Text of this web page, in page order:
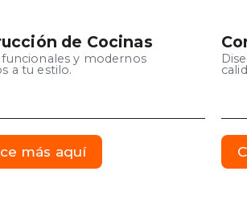
de Cocinas
funcionales y modernos
a tu estilo.
más aquí